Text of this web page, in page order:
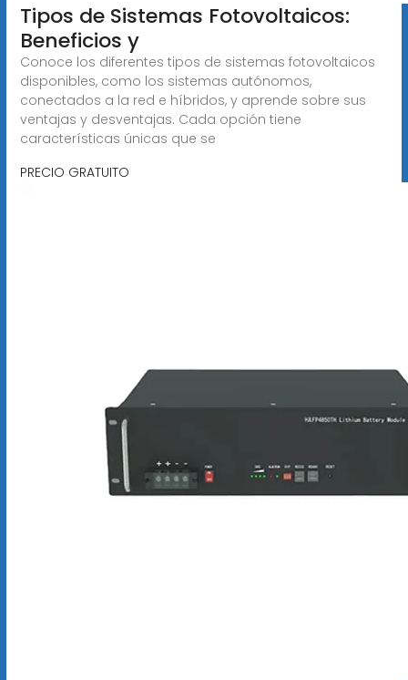
Tipos de Sistemas Fotovoltaicos:
Beneficios y
Conoce los diferentes tipos de sistemas fotovoltaicos
disponibles, como los sistemas autónomos,
conectados a la red e híbridos, y aprende sobre sus
ventajas y desventajas. Cada opción tiene
características únicas que se
PRECIO GRATUITO